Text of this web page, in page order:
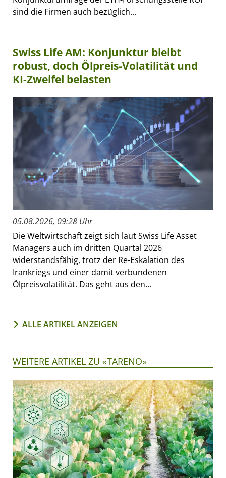
sind die Firmen auch bezüglich...
Swiss Life AM: Konjunktur bleibt
robust, doch Ölpreis-Volatilität und
KI-Zweifel belasten
05.08.2026, 09:28 Uhr
Die Weltwirtschaft zeigt sich laut Swiss Life Asset
Managers auch im dritten Quartal 2026
widerstandsfähig, trotz der Re-Eskalation des
Irankriegs und einer damit verbundenen
Ölpreisvolatilität. Das geht aus den...
ALLE ARTIKEL ANZEIGEN
WEITERE ARTIKEL ZU «TARENO»